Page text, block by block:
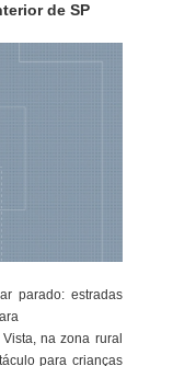
de SP
parado: estradas
na zona rural
para crianças